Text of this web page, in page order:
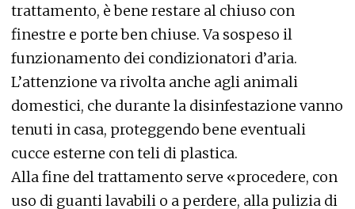
trattamento, è bene restare al chiuso con
finestre e porte ben chiuse. Va sospeso il
funzionamento dei condizionatori d’aria.
L’attenzione va rivolta anche agli animali
domestici, che durante la disinfestazione vanno
tenuti in casa, proteggendo bene eventuali
cucce esterne con teli di plastica.
Alla fine del trattamento serve «procedere, con
uso di guanti lavabili o a perdere, alla pulizia di